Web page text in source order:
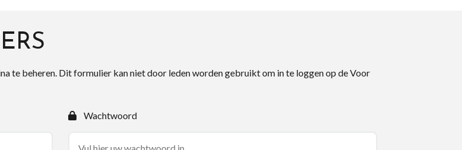
te beheren. Dit formulier kan niet door leden worden gebruikt om in te loggen op de Voor
Wachtwoord